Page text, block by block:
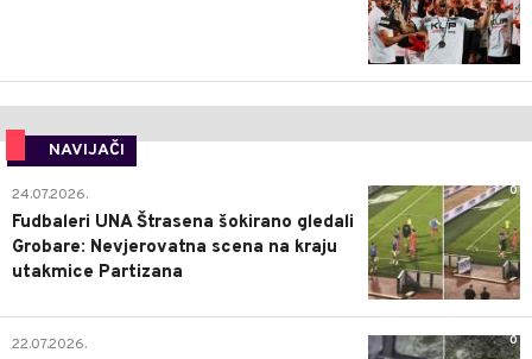
NAVIJAČI
0
24.07.2026.
Fudbaleri UNA Štrasena šokirano gledali
Grobare: Nevjerovatna scena na kraju
utakmice Partizana
0
22.07.2026.